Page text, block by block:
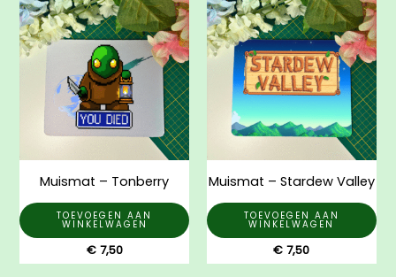
Muismat – Tonberry
TOEVOEGEN AAN
WINKELWAGEN
€7,50
Muismat – Stardew Valley
TOEVOEGEN AAN
WINKELWAGEN
€ 7,50